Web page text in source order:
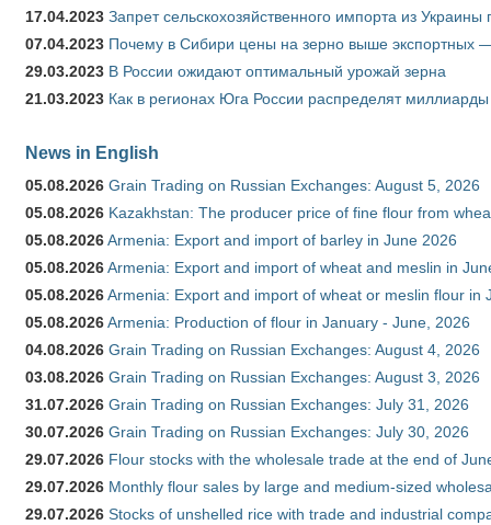
17.04.2023 Запрет сельскохозяйственного импорта из
07.04.2023 Почему в Сибири цены на зерно выше экспортных
29.03.2023 В России ожидают оптимальный урожай зерна
21.03.2023 Как в регионах Юга России распределят
News in English
05.08.2026 Grain Trading on Russian Exchanges: August 5, 2026
05.08.2026 Kazakhstan: The producer price of fine flour from
05.08.2026Armenia: Export and import of barley in June 2026
05.08.2026Armenia: Export and import of wheat and meslin in
05.08.2026Armenia: Export and import of wheat or meslin flour in
05.08.2026Armenia: Production of flour in January - June, 2026
04.08.2026 Grain Trading on Russian Exchanges: August 4, 2026
03.08.2026 Grain Trading on Russian Exchanges: August 3, 2026
31.07.2026 Grain Trading on Russian Exchanges: July 31, 2026
30.07.2026 Grain Trading on Russian Exchanges: July 30, 2026
29.07.2026 Flour stocks with the wholesale trade at the end of
29.07.2026 Monthly flour sales by large and medium-sized
29.07.2026 Stocks of unshelled rice with trade and industrial